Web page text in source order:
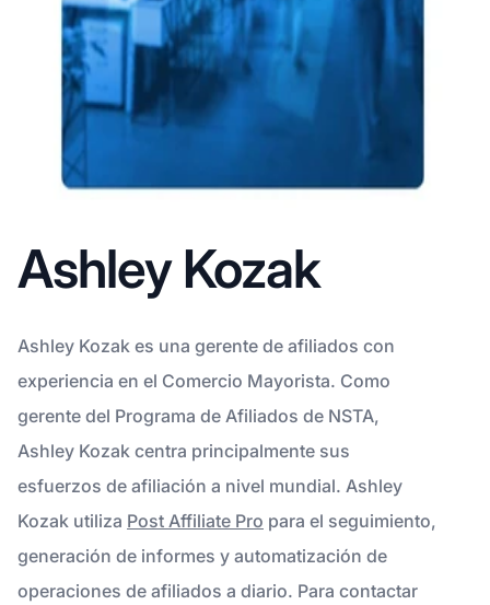
Ashley Kozak
Ashley Kozak es una gerente de afiliados con
experiencia en el Comercio Mayorista. Como
gerente del Programa de Afiliados de NSTA,
Ashley Kozak centra principalmente sus
esfuerzos de afiliación a nivel mundial. Ashley
Kozak utiliza Post Affiliate Pro para el seguimiento,
generación de informes y automatización de
operaciones de afiliados a diario. Para contactar